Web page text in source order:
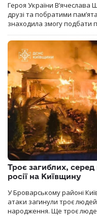
Героя України В’ячеслава
друзі та побратими
знаходила змогу подбати
Троє загиблих, серед
росії на Київщину
У Броварському районі
атаки загинули троє
народження. Ще троє